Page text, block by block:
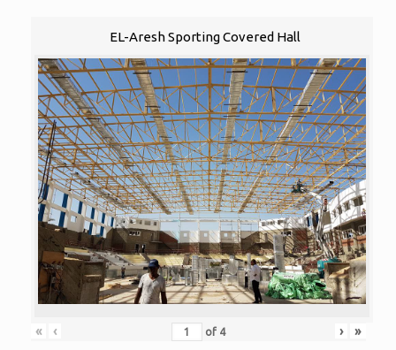
EL-Aresh Sporting Covered Hall
« ‹ of 4 › »